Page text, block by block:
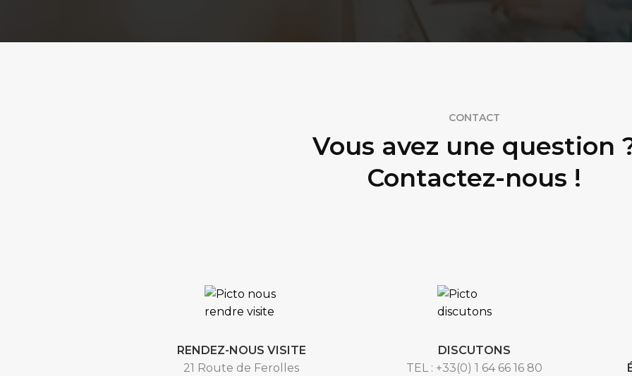
CONTACT
Vous avez une question
Contactez-nous !
RENDEZ-NOUS VISITE
21 Route de Ferolles
DISCUTONS
TEL : +33(0) 1 64 66 16 80